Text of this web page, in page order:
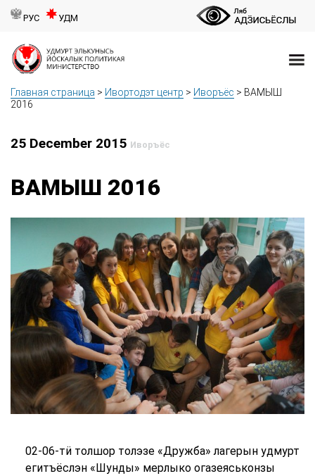
РУС УДМ
Главная страница > Ивортодэт центр > Иворъёс > ВАМЫШ
2016
25 December 2015 Иворъёс
ВАМЫШ 2016
02-06-тӥ толшор толэзе «Дружба» лагерын удмурт
егитъёслэн «Шунды» мерлыко огазеяськонзы